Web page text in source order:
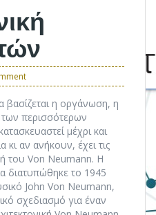
βασίζεται η οργάνωση, η
περισσότερων
μέχρι και
κι αν ανήκουν, έχει τις
του Von Neumann. Η
διατυπώθηκε το 1945
John Von Neumann,
σχεδιασμό για έναν